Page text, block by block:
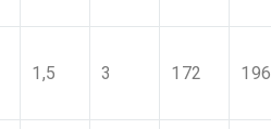
1,5 3 172 196